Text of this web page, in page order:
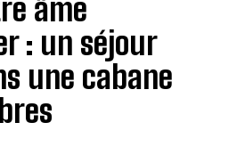
âme
: un séjour
une cabane